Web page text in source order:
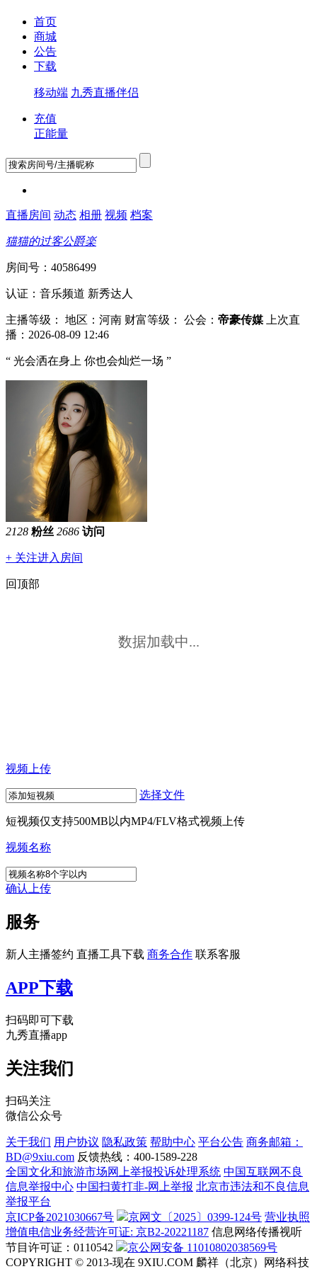
首页
商城
公告
下载
移动端 九秀直播伴侣
充值
正能量
直播房间 动态 相册 视频 档案
猫猫的过客公爵楽
房间号：40586499
认证：音乐频道 新秀达人
主播等级： 地区：河南 财富等级： 公会： 帝豪传媒
上次直
播：2026-08-09 12:46
“ 光会洒在身上 你也会灿烂一场 ”
2128 粉丝 2686 访问
+ 关注进入房间
回顶部
数据加载中...
视频上传
选择文件
短视频仅支持500MB以内MP4/FLV格式视频上传
视频名称
确认上传
服务
新人主播签约 直播工具下载 商务合作 联系客服
APP下载
扫码即可下载
九秀直播app
关注我们
扫码关注
微信公众号
关于我们 用户协议 隐私政策 帮助中心 平台公告 商务邮箱：
BD@9xiu.com 反馈热线：400-1589-228
全国文化和旅游市场网上举报投诉处理系统 中国互联网不良
信息举报中心 中国扫黄打非-网上举报 北京市违法和不良信息
举报平台
京ICP备2021030667号
京网文〔2025〕0399-124号 营业执照
增值电信业务经营许可证: 京B2-20221187 信息网络传播视听
节目许可证：0110542
京公网安备 11010802038569号
COPYRIGHT © 2013-现在 9XIU.COM 麟祥（北京）网络科技